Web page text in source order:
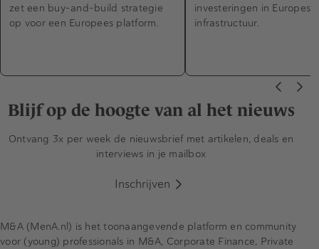
zet een buy-and-build strategie
op voor een Europees platform.
investeringen in Europese
infrastructuur.
Blijf op de hoogte van al het nieuws
Ontvang 3x per week de nieuwsbrief met artikelen, deals en
interviews in je mailbox
Inschrijven
M&A (MenA.nl) is het toonaangevende platform en community
voor (young) professionals in M&A, Corporate Finance, Private